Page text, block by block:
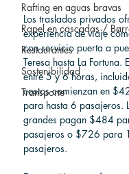
Rafting en aguas bravas
Rapel en cascadas /
Restaurantes
Sostenibilidad
Transporte
Los traslados privados
experiencia de viaje
con servicio puerta a
Teresa hasta La Fortuna.
entre 5 y 6 horas,
costos comienzan en
para hasta 6 pasajeros.
grandes pagan $484
pasajeros o $726 para
pasajeros.